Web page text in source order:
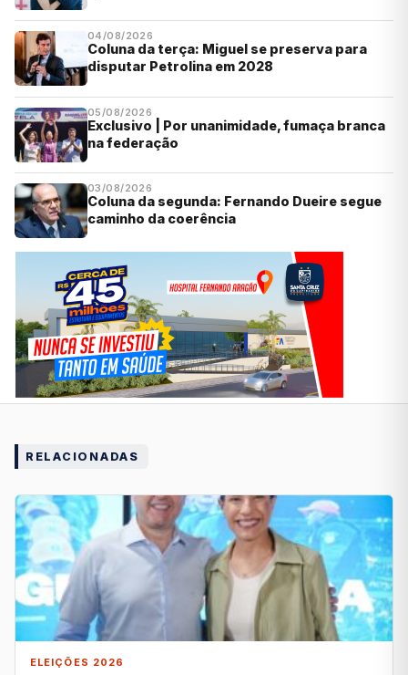
04/08/2026
Coluna da terça: Miguel se preserva para
disputar Petrolina em 2028
05/08/2026
Exclusivo | Por unanimidade, fumaça branca
na federação
03/08/2026
Coluna da segunda: Fernando Dueire segue
caminho da coerência
RELACIONADAS
ELEIÇÕES 2026